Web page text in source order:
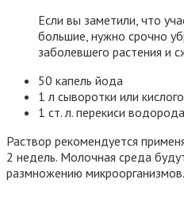
Если вы заметили, что
большие, нужно срочно
заболевшего растения и
50 капель йода
1 л сыворотки или
1 ст. л. перекиси водорода
Раствор рекомендуется
2 недель. Молочная среда
размножению микроорганизмов.